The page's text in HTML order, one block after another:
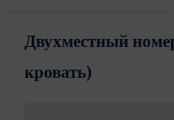
Двухместный
кровать)